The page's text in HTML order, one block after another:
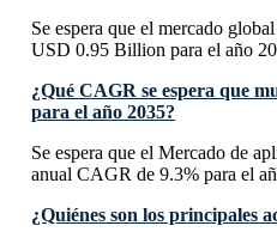
Se espera que el mercado
USD 0.95 Billion para el año
¿Qué CAGR se espera que
para el año 2035?
Se espera que el Mercado de
anual CAGR de 9.3% para el
¿Quiénes son los principales